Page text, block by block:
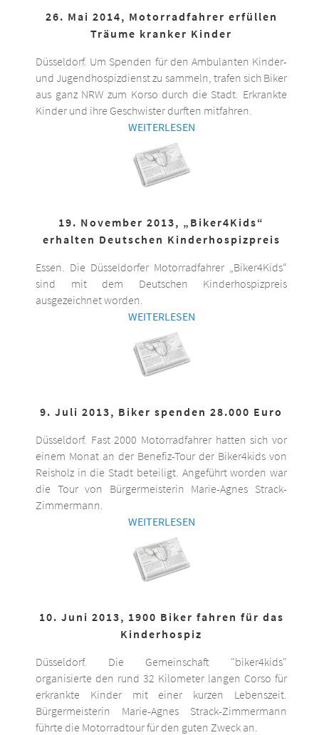
26. Mai 2014, Motorradfahrer erfüllen
Träume kranker Kinder
Düsseldorf. Um Spenden für den Ambulanten Kinder-
und Jugendhospizdienst zu sammeln, trafen sich Biker
aus ganz NRW zum Korso durch die Stadt. Erkrankte
Kinder und ihre Geschwister durften mitfahren.
WEITERLESEN
19. November 2013, „Biker4Kids“
erhalten Deutschen Kinderhospizpreis
Essen. Die Düsseldorfer Motorradfahrer „Biker4Kids“
sind mit dem Deutschen Kinderhospizpreis
ausgezeichnet worden.
WEITERLESEN
9. Juli 2013, Biker spenden 28.000 Euro
Düsseldorf. Fast 2000 Motorradfahrer hatten sich vor
einem Monat an der Benefiz-Tour der Biker4kids von
Reisholz in die Stadt beteiligt. Angeführt worden war
die Tour von Bürgermeisterin Marie-Agnes Strack-
Zimmermann.
WEITERLESEN
10. Juni 2013, 1900 Biker fahren für das
Kinderhospiz
Düsseldorf. Die Gemeinschaft "biker4kids"
organisierte den rund 32 Kilometer langen Corso für
erkrankte Kinder mit einer kurzen Lebenszeit.
Bürgermeisterin Marie-Agnes Strack-Zimmermann
führte die Motorradtour für den guten Zweck an.